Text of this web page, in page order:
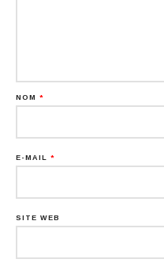
NOM *
E-MAIL *
SITE WEB